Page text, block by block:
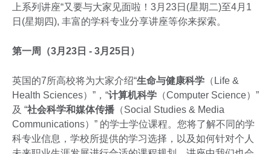
上系列讲座“又要与大家见面啦！3月23日(星期二)至4月1
日(星期四), 丰富的学科专业分享讲座等你来探索。
第一周（3月23日 - 3月25日）
英国的7所高校将为大家介绍“生命与健康科学 （Life &
Health Sciences）”，“计算机科学 （Computer Science）”
及 “社会科学和媒体传播 （Social Studies & Media
Communications）” 的学士学位课程。您将了解不同的学
科专业信息，学校所提供的学习选择，以及如何针对个人